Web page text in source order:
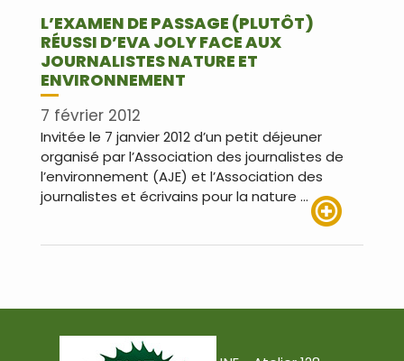
L’EXAMEN DE PASSAGE (PLUTÔT)
RÉUSSI D’EVA JOLY FACE AUX
JOURNALISTES NATURE ET
ENVIRONNEMENT
7 février 2012
Invitée le 7 janvier 2012 d’un petit déjeuner
organisé par l’Association des journalistes de
l’environnement (AJE) et l’Association des
journalistes et écrivains pour la nature …